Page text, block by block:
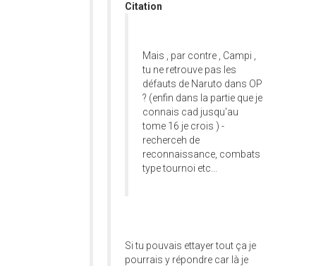
Citation
Mais , par contre , Campi ,
tu ne retrouve pas les
défauts de Naruto dans OP
? (enfin dans la partie que je
connais cad jusqu'au
tome 16 je crois ) -
recherceh de
reconnaissance, combats
type tournoi etc...
Si tu pouvais ettayer tout ça je
pourrais y répondre car là je